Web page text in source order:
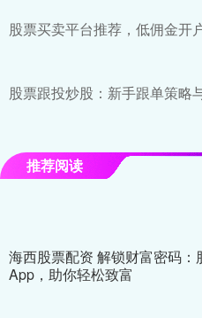
股票买卖平台推荐，低佣金开
股票跟投炒股：新手跟单策略
推荐阅读
海西股票配资 解锁财富密码：
App，助你轻松致富